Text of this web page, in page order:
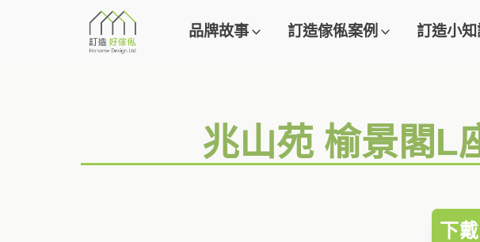
品牌故事 訂造傢俬案例 訂造小知
兆山苑 榆景閣L
下